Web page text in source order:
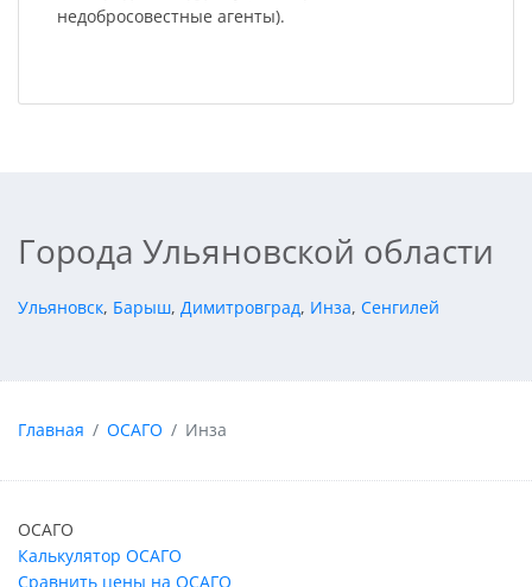
недобросовестные агенты).
Города Ульяновской области
Ульяновск, Барыш, Димитровград, Инза, Сенгилей
Главная ОСАГО Инза
ОСАГО
Калькулятор ОСАГО
Сравнить цены на ОСАГО